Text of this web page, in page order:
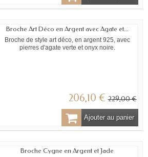
Broche Art Déco en Argent avec Agate et...
Broche de style art déco, en argent 925, avec
pierres d'agate verte et onyx noire.
206,10 € 229,00 €
Ajouter au panier
Broche Cygne en Argent et Jade